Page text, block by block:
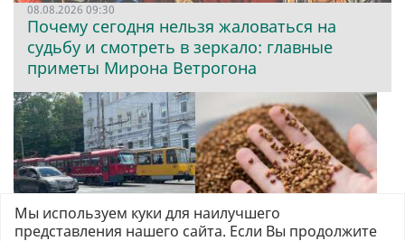
08.08.2026 09:30
Почему сегодня нельзя жаловаться на
судьбу и смотреть в зеркало: главные
приметы Мирона Ветрогона
Мы используем куки для наилучшего
представления нашего сайта. Если Вы продолжите